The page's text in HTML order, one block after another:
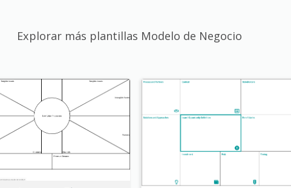
Explorar más plantillas Modelo de Negocio